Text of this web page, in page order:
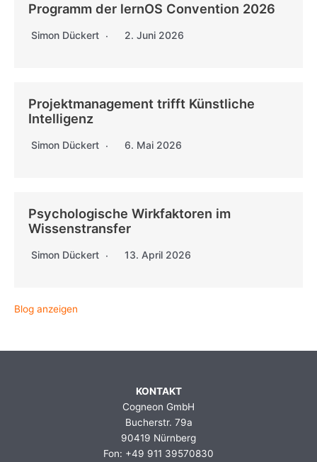
Programm der lernOS Convention 2026
Simon Dückert 2. Juni 2026
Projektmanagement trifft Künstliche
Intelligenz
Simon Dückert 6. Mai 2026
Psychologische Wirkfaktoren im
Wissenstransfer
Simon Dückert 13. April 2026
Blog anzeigen
KONTAKT
Cogneon GmbH
Bucherstr. 79a
90419 Nürnberg
Fon: +49 911 39570830